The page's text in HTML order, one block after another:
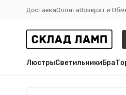
ДоставкаОплатаВозврат и
ЛюстрыСветильникиБра